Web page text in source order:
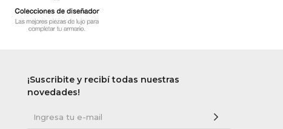
¡Suscribite y recibí todas nuestras
novedades!